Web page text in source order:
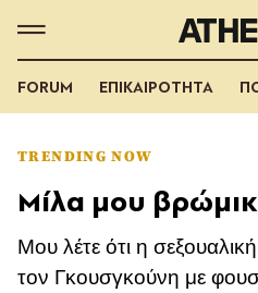
FORUM ΕΠΙΚΑΙΡΟΤΗΤΑ
TRENDING NOW
Μίλα μου
Mου λέτε ότι η
τον Γκουσγκούνη με